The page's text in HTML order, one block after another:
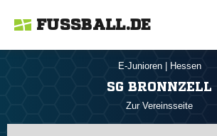
FUSSBALL.DE
E-Junioren Hessen
SG BRONNZELL
Zur Vereinsseite